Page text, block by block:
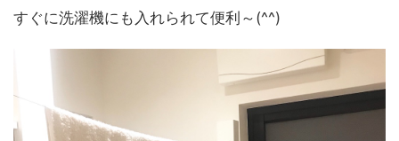
すぐに洗濯機にも入れられて便利～(^^)